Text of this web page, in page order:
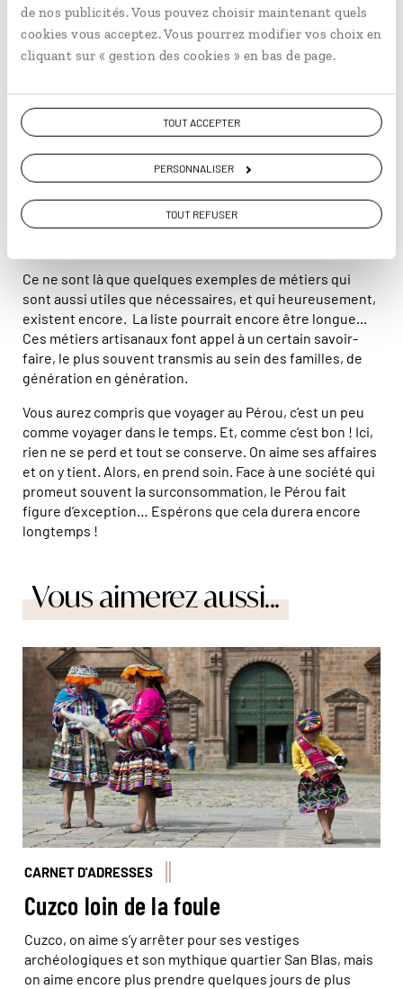
de nos publicités. Vous pouvez choisir maintenant quels
cookies vous acceptez. Vous pourrez modifier vos choix en
cliquant sur « gestion des cookies » en bas de page.
TOUT ACCEPTER
PERSONNALISER
TOUT REFUSER
6
Tailleur
Si on aime le prêt à porter, au Pérou, on aime aussi avoir
un costume taillé sur mesure. Ici, les tailleurs sont
monnaie courante, tant mieux ! En plus d’offrir un
service de qualité, se payer un costume sur mesure n’est
Ce ne sont là que quelques exemples de métiers qui
sont aussi utiles que nécessaires, et qui heureusement,
existent encore. La liste pourrait encore être longue...
Ces métiers artisanaux font appel à un certain savoir-
faire, le plus souvent transmis au sein des familles, de
génération en génération.
Vous aurez compris que voyager au Pérou, c’est un peu
comme voyager dans le temps. Et, comme c’est bon ! Ici,
rien ne se perd et tout se conserve. On aime ses affaires
et on y tient. Alors, en prend soin. Face à une société qui
promeut souvent la surconsommation, le Pérou fait
figure d’exception… Espérons que cela durera encore
longtemps !
Vous aimerez aussi...
© Hervé Hughes/Hemis
CARNET D'ADRESSES
Cuzco loin de la foule
Cuzco, on aime s’y arrêter pour ses vestiges
archéologiques et son mythique quartier San Blas, mais
on aime encore plus prendre quelques jours de plus